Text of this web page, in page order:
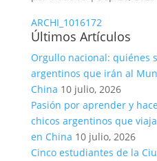
ARCHI_1016172
Últimos Artículos
Orgullo nacional: quiénes
argentinos que irán al
China 10 julio, 2026
Pasión por aprender y
chicos argentinos que
en China 10 julio, 2026
Cinco estudiantes de la